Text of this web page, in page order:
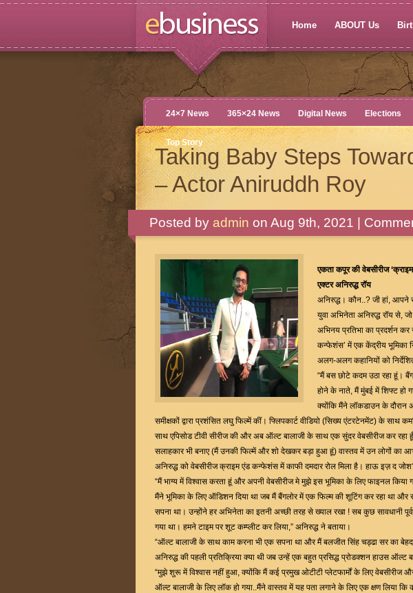
Home ABOUT Us
24×7 News 365×24 News Digital News Elections
Top Story
Taking Baby Steps
– Actor Aniruddh Roy
Posted by admin on Aug 9th, 2021 |
एकता कपूर की वेबसीरीज
एक्टर अनिरुद्ध रॉय
अनिरुद्ध। कौन..? जी हां, आपने
युवा अभिनेता अनिरुद्ध रॉय से,
अभिनय प्रतिभा का प्रदर्शन कर
कन्फेशंस’ में एक केंद्रीय भूमिका
अलग-अलग कहानियों को
“मैं बस छोटे कदम उठा रहा हूं।
होने के नाते, मैं मुंबई में शिफ्ट हो
क्योंकि मैंने लॉकडाउन के
समीक्षकों द्वारा प्रशंसित लघु फिल्में कीं। फ्लिपकार्ट वीडियो (सिख्य एंटरटेनमेंट) के साथ
साथ एपिसोड टीवी सीरीज की और अब ऑल्ट बालाजी के साथ एक सुंदर वेबसीरीज कर
सलाहकार भी बनाए (मैं उनकी फिल्में और शो देखकर बड़ा हुआ हूं) वास्तव में उन लोगों का
अनिरुद्ध को वेबसीरीज क्राइम एंड कन्फेशंस में काफी दमदार रोल मिला है। हाऊ इज़ द
“मैं भाग्य में विश्वास करता हूं और अपनी वेबसीरीज मे मुझे इस भूमिका के लिए फाइनल किया
मैंने भूमिका के लिए ऑडिशन दिया था जब मैं बैंगलोर में एक फिल्म की शूटिंग कर रहा था
सपना था। उन्होंने हर अभिनेता का इतनी अच्छी तरह से ख्याल रखा ! सब कुछ सावधानी
गया था। हमने टाइम पर शूट कम्प्लीट कर लिया,” अनिरुद्ध ने बताया।
“ऑल्ट बालाजी के साथ काम करना भी एक सपना था और मैं बलजीत सिंह चड्ढा सर का
अनिरुद्ध की पहली प्रतिक्रिया क्या थी जब उन्हें एक बहुत प्रसिद्ध प्रोडक्शन हाउस ऑल्ट
“मुझे शुरू में विश्वास नहीं हुआ, क्योंकि मैं कई प्रमुख ओटीटी प्लेटफार्मों के लिए वेबसीरीज
ऑल्ट बालाजी के लिए लॉक हो गया..मैंने वास्तव में यह पता लगाने के लिए एक क्षण लिया